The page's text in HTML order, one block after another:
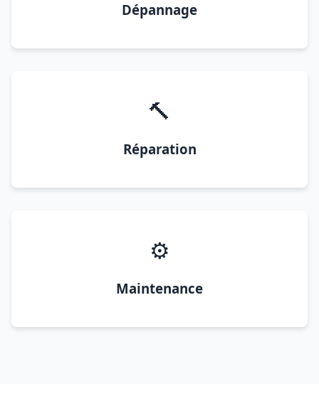
Dépannage
🔨
Réparation
⚙️
Maintenance